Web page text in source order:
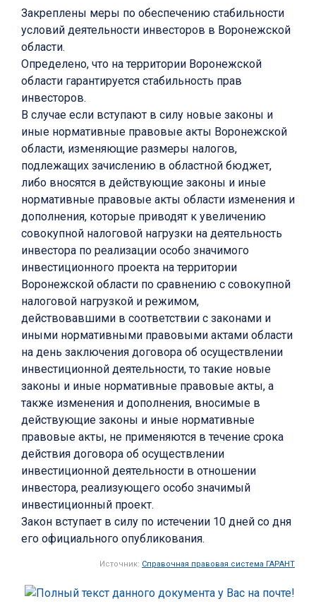
Закреплены меры по обеспечению стабильности
условий деятельности инвесторов в Воронежской
области.
Определено, что на территории Воронежской
области гарантируется стабильность прав
инвесторов.
В случае если вступают в силу новые законы и
иные нормативные правовые акты Воронежской
области, изменяющие размеры налогов,
подлежащих зачислению в областной бюджет,
либо вносятся в действующие законы и иные
нормативные правовые акты области изменения и
дополнения, которые приводят к увеличению
совокупной налоговой нагрузки на деятельность
инвестора по реализации особо значимого
инвестиционного проекта на территории
Воронежской области по сравнению с совокупной
налоговой нагрузкой и режимом,
действовавшими в соответствии с законами и
иными нормативными правовыми актами области
на день заключения договора об осуществлении
инвестиционной деятельности, то такие новые
законы и иные нормативные правовые акты, а
также изменения и дополнения, вносимые в
действующие законы и иные нормативные
правовые акты, не применяются в течение срока
действия договора об осуществлении
инвестиционной деятельности в отношении
инвестора, реализующего особо значимый
инвестиционный проект.
Закон вступает в силу по истечении 10 дней со дня
его официального опубликования.
Источник: Справочная правовая система ГАРАНТ